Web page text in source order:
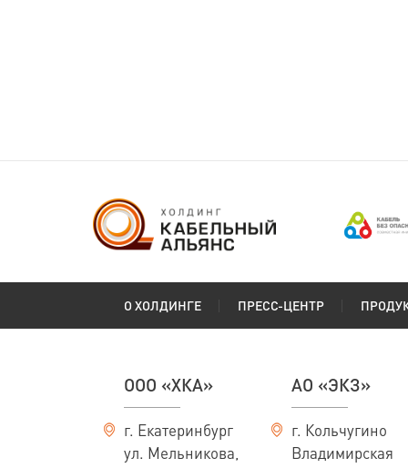
О ХОЛДИНГЕ ПРЕСС-ЦЕНТР
ООО «ХКА»
г. Екатеринбург
ул. Мельникова,
АО «ЭКЗ»
г. Кольчугино
Владимирская